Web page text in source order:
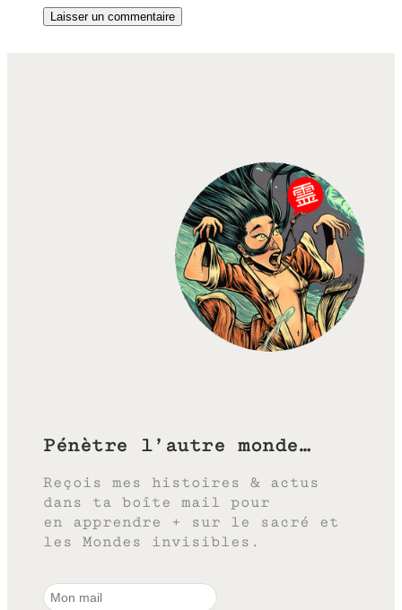
Pénètre l’autre monde…
Reçois mes histoires & actus
dans ta boîte mail pour
en apprendre + sur le sacré et
les Mondes invisibles.